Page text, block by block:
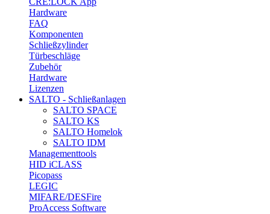
Hardware
FAQ
Komponenten
Schließzylinder
Türbeschläge
Zubehör
Hardware
Lizenzen
SALTO - Schließanlagen
SALTO SPACE
SALTO KS
SALTO Homelok
SALTO IDM
Managementtools
HID iCLASS
Picopass
LEGIC
MIFARE/DESFire
ProAccess Software